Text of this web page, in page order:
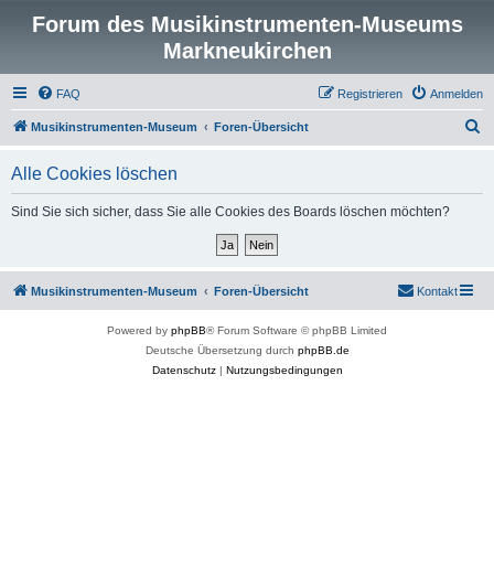
Forum des Musikinstrumenten-Museums
Markneukirchen
FAQ Anmelden
Registrieren
Musikinstrumenten-Museum Foren-Übersicht
Alle Cookies löschen
Sind Sie sich sicher, dass Sie alle Cookies des Boards löschen möchten?
Musikinstrumenten-Museum Foren-Übersicht Kontakt
Powered by phpBB® Forum Software © phpBB Limited
Deutsche Übersetzung durch phpBB.de
Datenschutz| Nutzungsbedingungen